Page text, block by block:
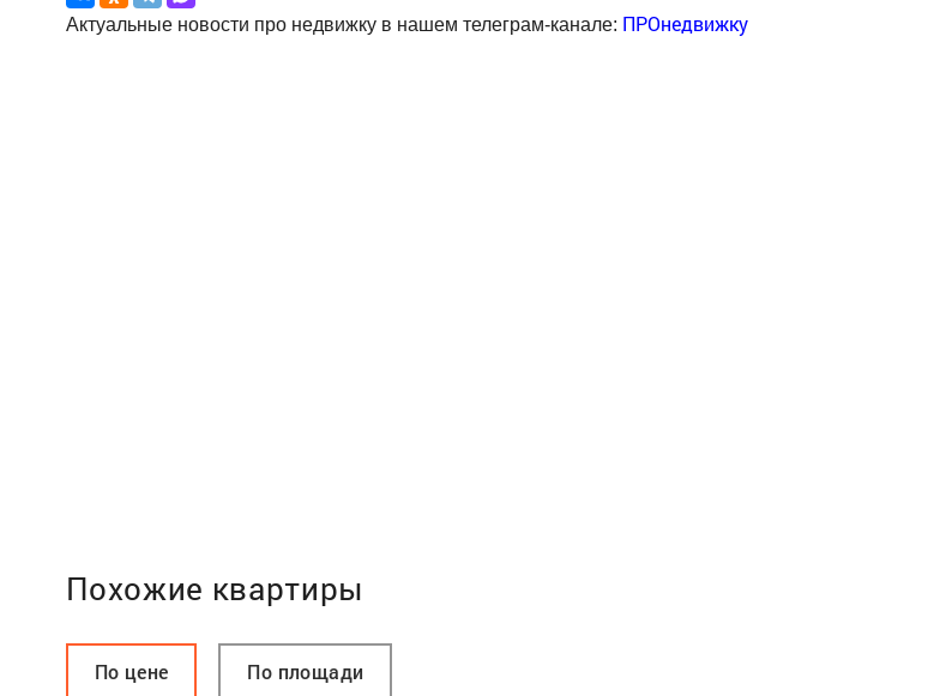
Актуальные новости про недвижку в нашем телеграм-канале: ПРОнедвижку
Похожие квартиры
По цене По площади